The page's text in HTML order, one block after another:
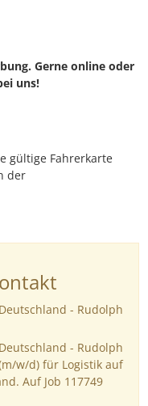
Gerne online oder
uns!
gültige Fahrerkarte
der
- Rudolph
- Rudolph
w/d) für Logistik auf
Auf Job 117749